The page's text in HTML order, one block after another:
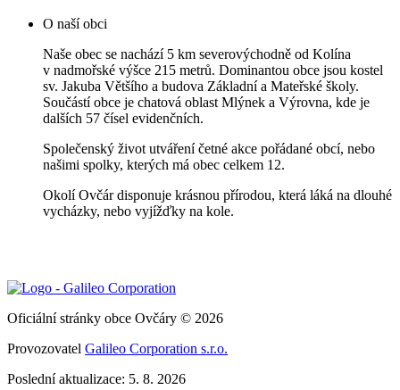
O naší obci
Naše obec se nachází 5 km severovýchodně od Kolína
v nadmořské výšce 215 metrů. Dominantou obce jsou kostel
sv. Jakuba Většího a budova Základní a Mateřské školy.
Součástí obce je chatová oblast Mlýnek a Výrovna, kde je
dalších 57 čísel evidenčních.
Společenský život utváření četné akce pořádané obcí, nebo
našimi spolky, kterých má obec celkem 12.
Okolí Ovčár disponuje krásnou přírodou, která láká na dlouhé
vycházky, nebo vyjížďky na kole.
Oficiální stránky obce Ovčáry © 2026
Provozovatel Galileo Corporation s.r.o.
Poslední aktualizace: 5. 8. 2026